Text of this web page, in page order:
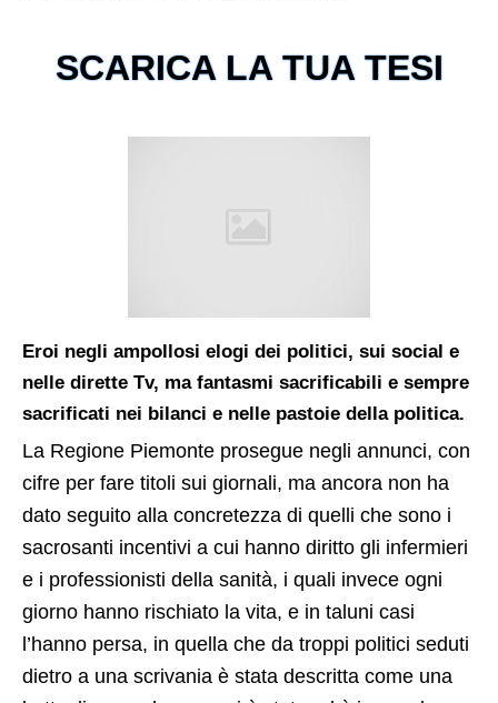
SCARICA LA TUA TESI
Eroi negli ampollosi elogi dei politici, sui social e
nelle dirette Tv, ma fantasmi sacrificabili e sempre
sacrificati nei bilanci e nelle pastoie della politica.
La Regione Piemonte prosegue negli annunci, con
cifre per fare titoli sui giornali, ma ancora non ha
dato seguito alla concretezza di quelli che sono i
sacrosanti incentivi a cui hanno diritto gli infermieri
e i professionisti della sanità, i quali invece ogni
giorno hanno rischiato la vita, e in taluni casi
l’hanno persa, in quella che da troppi politici seduti
dietro a una scrivania è stata descritta come una